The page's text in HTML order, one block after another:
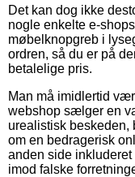
Det kan dog ikke
nogle enkelte e-
møbelknopgreb i
ordren, så du er på
betalelige pris.
Man må imidlertid
webshop sælger en
urealistisk
om en bedragerisk
anden side
imod falske